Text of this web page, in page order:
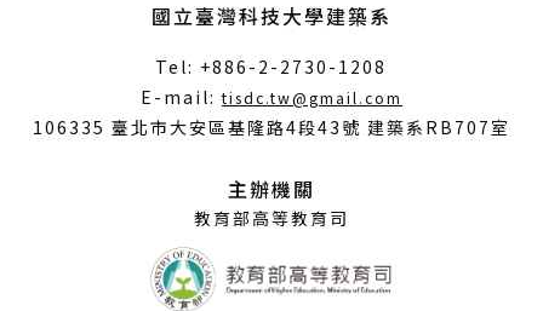
國立臺灣科技大學建築系
Tel: +886-2-2730-1208
E-mail:tisdc.tw@gmail.com
開
106335 臺北市大安區基隆路4段43號 建築系RB707室
主辦機關
教育部高等教育司